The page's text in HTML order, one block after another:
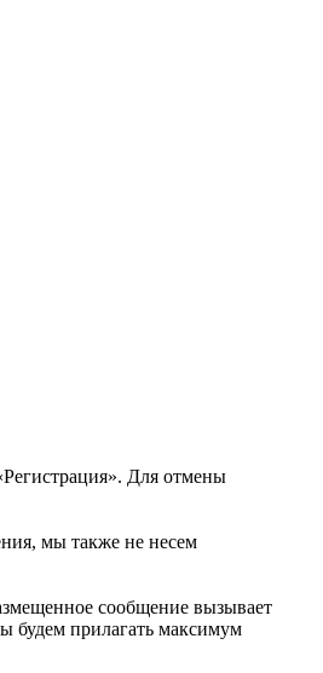
Для отмены
мы также не несем
сообщение вызывает
будем прилагать максимум